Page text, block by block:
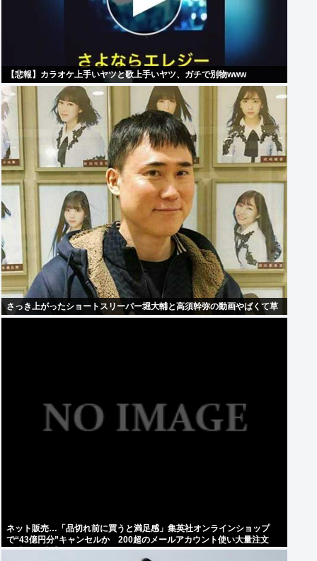
【悲報】カラオケ上手いヤツと歌上手いヤツ、ガチで別物www
さっき上がったショートスリーパー堀大輔と高須幹弥の動画やばくて草
ネット販売…「品切れ前に買うと満足感」集英社オンラインショップ
で“43億円分”キャンセルか 200超のメールアカウント使い大量注文
32歳女を逮捕 [8/6]